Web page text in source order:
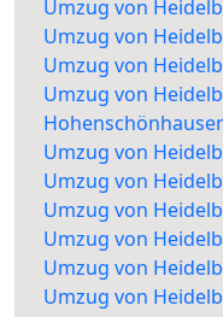
Umzug von
Umzug von
Umzug von
Umzug von
Umzug von
Umzug von
Umzug von
Umzug von
Umzug von
Umzug von